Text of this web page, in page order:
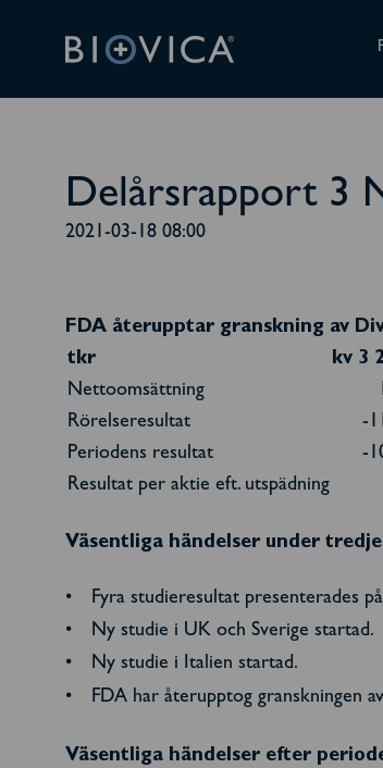
Delårsrapport 3
2021-03-18 08:00
FDA återupptar granskning av
tkr
kv 3
Nettoomsättning
Rörelseresultat
-
Periodens resultat
-
Resultat per aktie eft. utspädning
Väsentliga händelser under
Fyra studieresultat presenterades
Ny studie i UK och Sverige startad.
Ny studie i Italien startad.
FDA har återupptog granskningen
Väsentliga händelser efter